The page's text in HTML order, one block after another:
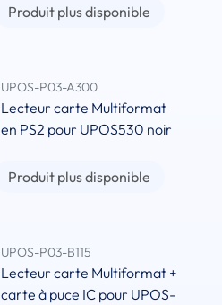
Produit plus disponible
UPOS-P03-A300
Lecteur carte Multiformat
en PS2 pour UPOS530 noir
Produit plus disponible
UPOS-P03-B115
Lecteur carte Multiformat +
carte à puce IC pour UPOS-